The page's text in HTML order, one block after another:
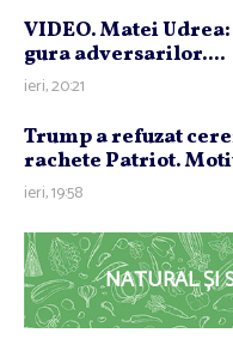
VIDEO. Matei
gura adversarilor....
ieri, 20:21
Trump a refuzat
rachete Patriot.
ieri, 19:58
NATURAL ȘI